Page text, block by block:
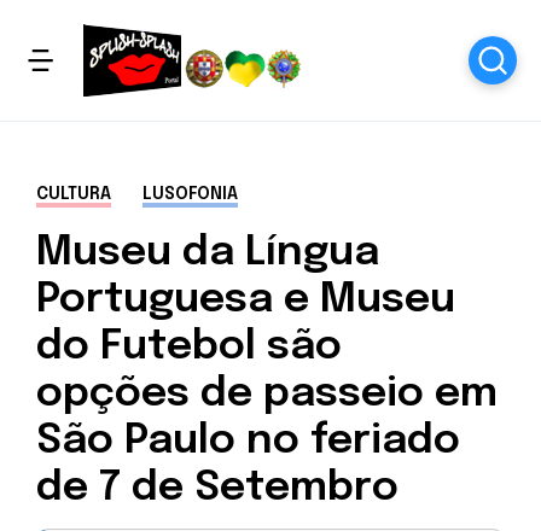
CULTURA LUSOFONIA
Museu da Língua
Portuguesa e Museu
do Futebol são
opções de passeio em
São Paulo no feriado
de 7 de Setembro